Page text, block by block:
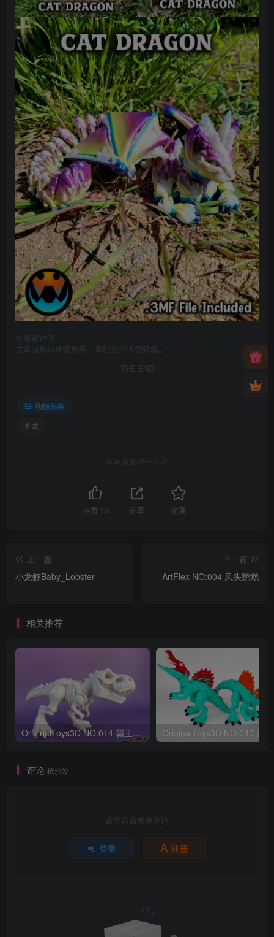
版权声明
文章版权归作者所有，未经允许请勿转载。
THE END
动物分类
# 龙
喜欢就支持一下吧
点赞 15 分享 收藏
上一篇
小龙虾Baby_Lobster
下一篇
ArtFlex NO:004 凤头鹦鹉
相关推荐
OriginalToys3D NO:014 霸王龙骨架
评论 抢沙发
请登录后发表评论
登录 注册